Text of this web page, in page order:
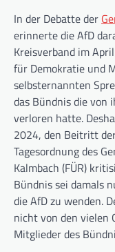
In der Debatte der
erinnerte die AfD
Kreisverband im
für Demokratie und
selbsternannten
das Bündnis die von
verloren hatte.
2024, den Beitritt
Tagesordnung des
Kalmbach (FÜR)
Bündnis sei damals
die AfD zu wenden.
nicht von den vielen
Mitglieder des